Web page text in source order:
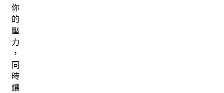
你
的
壓
力
，
同
時
讓